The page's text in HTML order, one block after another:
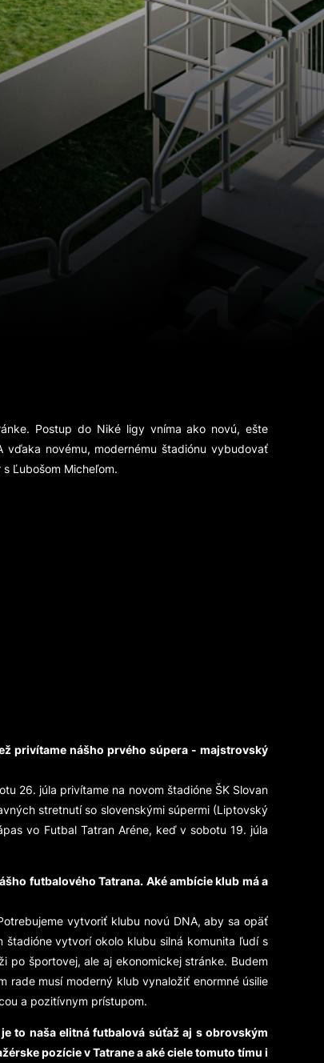
Postup do Niké ligy vníma ako novú, ešte
novému, modernému štadiónu vybudovať
Ľubošom Micheľom.
privítame nášho prvého súpera - majstrovský
26. júla privítame na novom štadióne ŠK Slovan
stretnutí so slovenskými súpermi (Liptovský
vo Futbal Tatran Aréne, keď v sobotu 19. júla
futbalového Tatrana. Aké ambície klub má a
vytvoriť klubu novú DNA, aby sa opäť
vytvorí okolo klubu silná komunita ľudí s
športovej, ale aj ekonomickej stránke. Budem
rade musí moderný klub vynaložiť enormné úsilie
a pozitívnym prístupom.
to naša elitná futbalová súťaž aj s obrovským
pozície v Tatrane a aké ciele tomuto tímu i